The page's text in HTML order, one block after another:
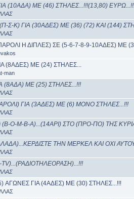
(10ΑΔΑ) ΜΕ (46) ΣΤΗΛΕΣ...!!!(13,80)
Σ-Κ) ΓΙΑ (30ΑΔΕΣ) ΜΕ (36) (72) ΚΑΙ (144)
Η ΔΙΠΛΕΣ) ΣΕ (5-6-7-8-9-10ΑΔΕΣ) ΜΕ
(8ΑΔΕΣ) ΜΕ (24) ΣΤΗΛΕΣ...
man
(8ΑΔΑ) ΜΕ (25) ΣΤΗΛΕΣ...!!!
ΓΙΑ (3ΑΔΕΣ) ΜΕ (6) ΜΟΝΟ ΣΤΗΛΕΣ...!!!
(B-O-M-B-A)...(14ΑΡΙ) ΣΤΟ (ΠΡΟ-ΠΟ) ΤΗΣ
ΤΗΝ ΜΕΡΚΕΛ ΚΑΙ ΟΧΙ
TV)...(ΡΑΔΙΟΤΗΛΕΟΡΑΣΗ)...!!!
ΑΓΩΝΕΣ ΓΙΑ (4ΑΔΕΣ) ΜΕ (30) ΣΤΗΛΕΣ...!!!